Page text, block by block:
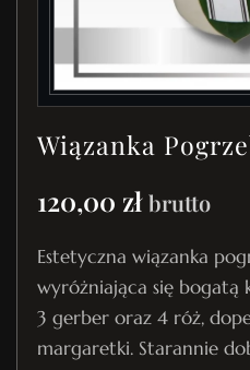
Wiązanka
120,00 zł brutto
Estetyczna wiązanka
wyróżniająca się bogatą
3 gerber oraz 4 róż,
margaretki. Starannie